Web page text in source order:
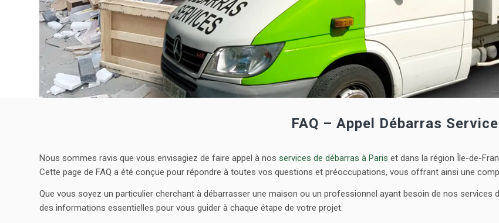
FAQ – Appel Débarras Service
Nous sommes ravis que vous envisagiez de faire appel à nos services de débarras à Paris et dans la région Île-de-
Cette page de FAQ a été conçue pour répondre à toutes vos questions et préoccupations, vous offrant ainsi une
Que vous soyez un particulier cherchant à débarrasser une maison ou un professionnel ayant besoin de nos
des informations essentielles pour vous guider à chaque étape de votre projet.